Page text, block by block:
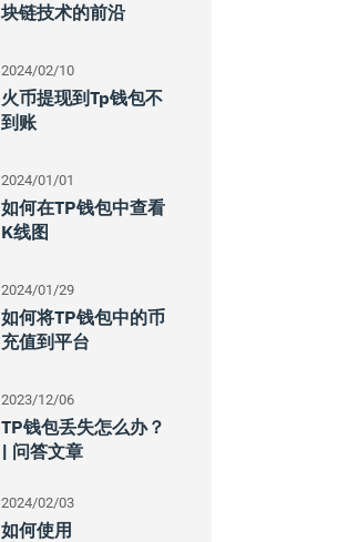
块链技术的前沿
2024/02/10
火币提现到tp钱包不
到账
2024/01/01
如何在TP钱包中查看
K线图
2024/01/29
如何将TP钱包中的币
充值到平台
2023/12/06
TP钱包丢失怎么办？
| 问答文章
2024/02/03
如何使用